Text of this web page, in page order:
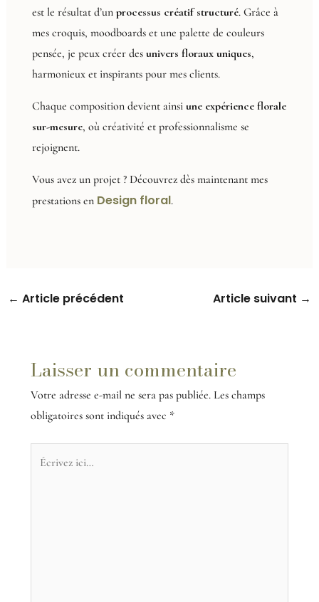
est le résultat d’un processus créatif structuré. Grâce à
mes croquis, moodboards et une palette de couleurs
pensée, je peux créer des univers floraux uniques,
harmonieux et inspirants pour mes clients.
Chaque composition devient ainsi une expérience florale
sur-mesure, où créativité et professionnalisme se
rejoignent.
Vous avez un projet ? Découvrez dès maintenant mes
prestations en Design floral.
← Article précédent Article suivant →
Laisser un commentaire
Votre adresse e-mail ne sera pas publiée. Les champs
obligatoires sont indiqués avec *